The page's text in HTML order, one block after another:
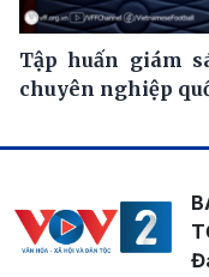
Tập huấn giám
chuyên nghiệp